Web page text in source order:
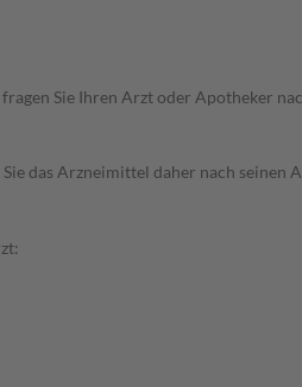
Sie Ihren Arzt oder Apotheker
das Arzneimittel daher nach seinen